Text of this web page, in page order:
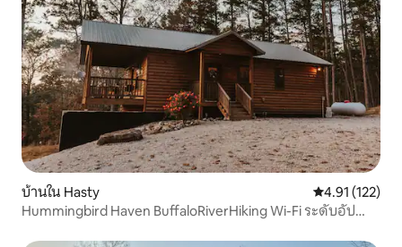
บ้านใน Hasty คะแนนเฉลี่ย
4.91 (122)
Hummingbird Haven BuffaloRiverHiking Wi-Fi ระดับอัป